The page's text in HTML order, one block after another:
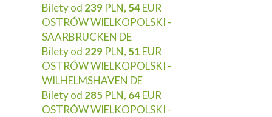
Bilety od 239 PLN, 54EUR
OSTRÓW WIELKOPOLSKI -
SAARBRUCKEN DE
Bilety od 229 PLN, 51 EUR
OSTRÓW WIELKOPOLSKI -
WILHELMSHAVEN DE
Bilety od 285 PLN, 64EUR
OSTRÓW WIELKOPOLSKI -